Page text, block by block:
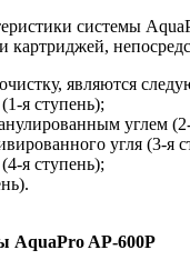
системы
картриджей,
являются
я ступень);
углем
угля (3-я
я ступень);
AquaPro AP-600P